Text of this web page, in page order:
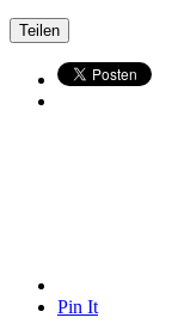
Teilen
Pin It